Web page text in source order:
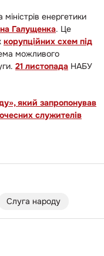
енергетики
Галущенка. Це
корупційних схем під
можливого
21 листопада НАБУ
який запропонував
служителів
Слуга народу